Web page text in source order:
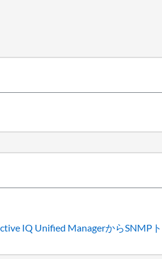
IQ Unified ManagerからSNMP